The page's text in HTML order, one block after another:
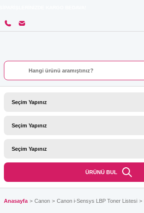
ÜRÜNÜ BUL
Anasayfa Canon Canon i-Sensys LBP Toner Listesi